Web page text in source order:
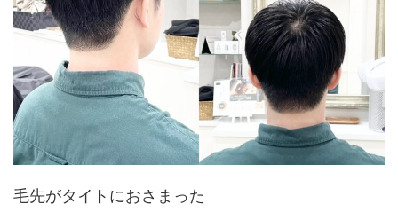
毛先がタイトにおさまった